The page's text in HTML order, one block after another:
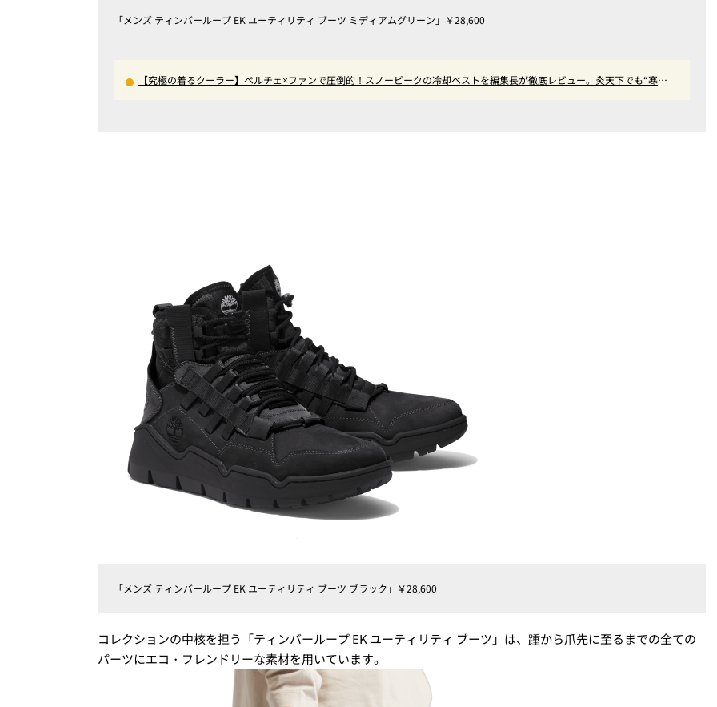
「メンズ ティンバーループ EK ユーティリティ ブーツ ミディアムグリーン」￥28,600
【究極の着るクーラー】ペルチェ×ファンで圧倒的！スノーピークの冷却ベストを編集長が徹底レビュー。炎天下でも“寒
「メンズ ティンバーループ EK ユーティリティ ブーツ ブラック」￥28,600
コレクションの中核を担う「ティンバーループ EK ユーティリティ ブーツ」は、踵から爪先に至るまでの全ての
パーツにエコ・フレンドリーな素材を用いています。